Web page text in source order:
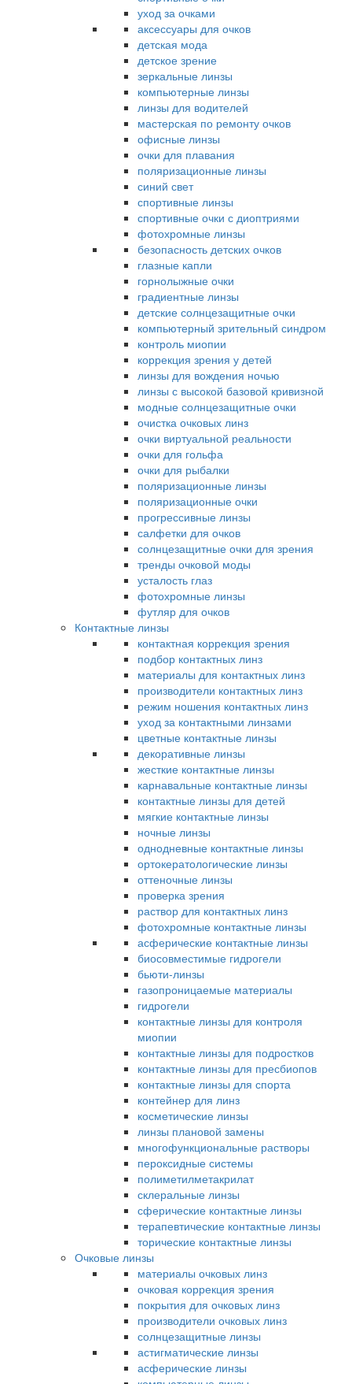
уход за очками
аксессуары для очков
детская мода
детское зрение
зеркальные линзы
компьютерные линзы
линзы для водителей
мастерская по ремонту очков
офисные линзы
очки для плавания
поляризационные линзы
синий свет
спортивные линзы
спортивные очки с диоптриями
фотохромные линзы
безопасность детских очков
глазные капли
горнолыжные очки
градиентные линзы
детские солнцезащитные очки
компьютерный зрительный синдром
контроль миопии
коррекция зрения у детей
линзы для вождения ночью
линзы с высокой базовой кривизной
модные солнцезащитные очки
очистка очковых линз
очки виртуальной реальности
очки для гольфа
очки для рыбалки
поляризационные линзы
поляризационные очки
прогрессивные линзы
салфетки для очков
солнцезащитные очки для зрения
тренды очковой моды
усталость глаз
фотохромные линзы
футляр для очков
Контактные линзы
контактная коррекция зрения
подбор контактных линз
материалы для контактных линз
производители контактных линз
режим ношения контактных линз
уход за контактными линзами
цветные контактные линзы
декоративные линзы
жесткие контактные линзы
карнавальные контактные линзы
контактные линзы для детей
мягкие контактные линзы
ночные линзы
однодневные контактные линзы
ортокератологические линзы
оттеночные линзы
проверка зрения
раствор для контактных линз
фотохромные контактные линзы
асферические контактные линзы
биосовместимые гидрогели
бьюти-линзы
газопроницаемые материалы
гидрогели
контактные линзы для контроля
миопии
контактные линзы для подростков
контактные линзы для пресбиопов
контактные линзы для спорта
контейнер для линз
косметические линзы
линзы плановой замены
многофункциональные растворы
пероксидные системы
полиметилметакрилат
склеральные линзы
сферические контактные линзы
терапевтические контактные линзы
торические контактные линзы
Очковые линзы
материалы очковых линз
очковая коррекция зрения
покрытия для очковых линз
производители очковых линз
солнцезащитные линзы
астигматические линзы
асферические линзы